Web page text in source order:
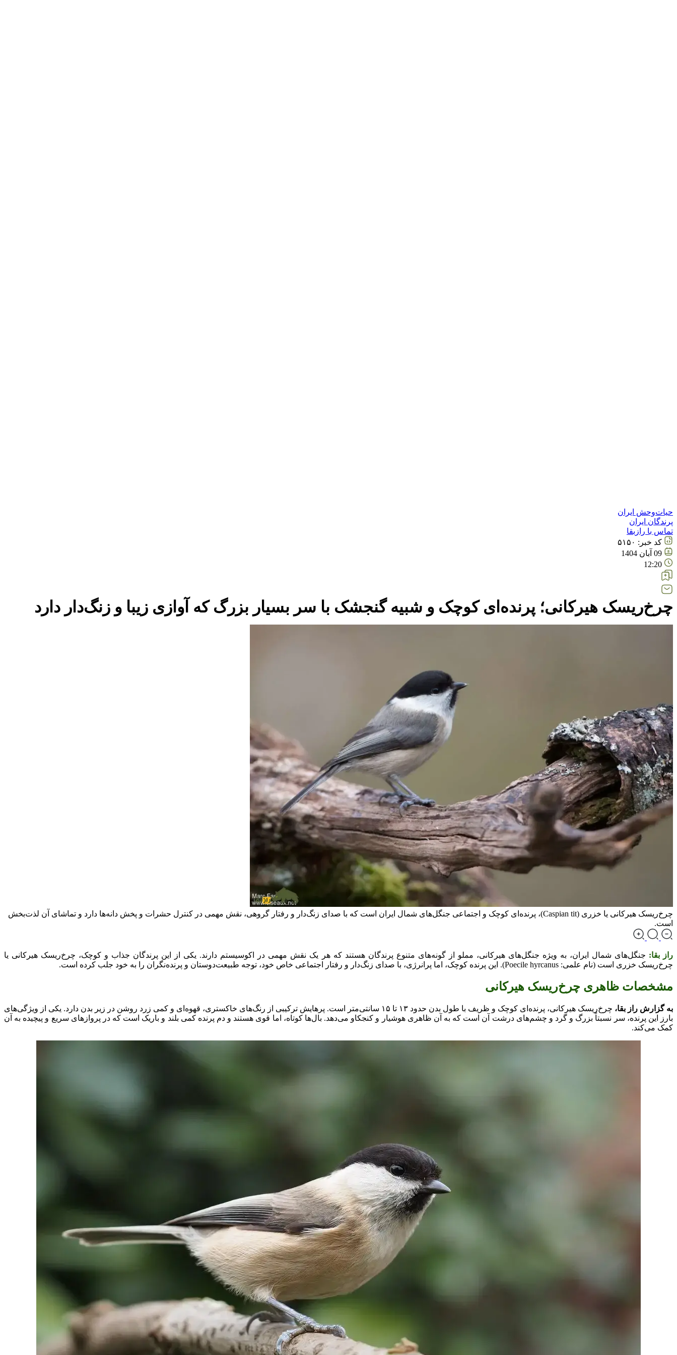
حیات‌وحش ایران
پرندگان ایران
تماس با رازبقا
کد خبر: ۵۱۵۰
09 آبان 1404
12:20
چرخ‌ریسک هیرکانی؛ پرنده‌ای کوچک و شبیه گنجشک با سر بسیار بزرگ که آوازی زیبا و زنگ‌دار دارد
چرخ‌ریسک هیرکانی یا خزری (Caspian tit)، پرنده‌ای کوچک و اجتماعی جنگل‌های شمال ایران است که با صدای زنگ‌دار و رفتار گروهی، نقش مهمی در کنترل حشرات و پخش دانه‌ها دارد و تماشای آن لذت‌بخش
است.
راز بقا: جنگل‌های شمال ایران، به ویژه جنگل‌های هیرکانی، مملو از گونه‌های متنوع پرندگان هستند که هر یک نقش مهمی در اکوسیستم دارند. یکی از این پرندگان جذاب و کوچک، چرخ‌ریسک هیرکانی یا
چرخ‌ریسک خزری است (نام علمی: Poecile hyrcanus). این پرنده کوچک، اما پرانرژی، با صدای زنگ‌دار و رفتار اجتماعی خاص خود، توجه طبیعت‌دوستان و پرنده‌نگران را به خود جلب کرده است.
مشخصات ظاهری چرخ‌ریسک هیرکانی
به گزارش راز بقا،
چرخ‌ریسک هیرکانی، پرنده‌ای کوچک و ظریف با طول بدن حدود ۱۳ تا ۱۵ سانتی‌متر است. پرهایش ترکیبی از رنگ‌های خاکستری، قهوه‌ای و کمی زرد روشن در زیر بدن دارد. یکی از ویژگی‌های
بارز این پرنده، سر نسبتاً بزرگ و گرد و چشم‌های درشت آن است که به آن ظاهری هوشیار و کنجکاو می‌دهد. بال‌ها کوتاه، اما قوی هستند و دم پرنده کمی بلند و باریک است که در پرواز‌های سریع و پیچیده به آن
کمک می‌کند.